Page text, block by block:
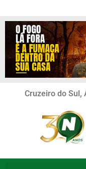
Cruzeiro do Sul,